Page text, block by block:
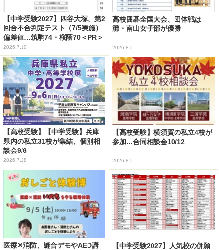
【中学受験2027】四谷大塚、第2
回合不合判定テスト（7/5実施）
偏差値…筑駒74・桜蔭70＜PR＞
2026.7.10
高校囲碁全国大会、団体戦は
灘・南山女子部が優勝
2026.8.5
【高校受験】【中学受験】兵庫
県内の私立31校が集結、個別相
談会9/6
2026.7.28
【高校受験】横須賀の私立4校が
参加…合同相談会10/12
2026.8.5
医療✕消防、縫合デモやAED講
【中学受験2027】人気校の併願